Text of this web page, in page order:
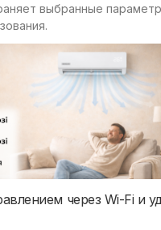
выбранные
через Wi-Fi и